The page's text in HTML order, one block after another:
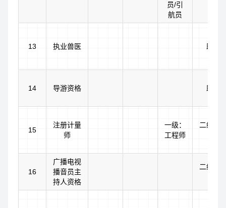
员/引
航员
13 执业兽医 助理
14 导游资格 助理
15
注册计量
师
一级：
工程师
二级：
16
广播电视
播音员主
持人资格
二级播